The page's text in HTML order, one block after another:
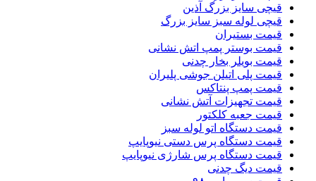
قیچی سایز بزرگ آذین
قیچی لوله سبز سایز بزرگ
قیمت بستیران
قیمت بوستر پمپ اتش نشانی
قیمت بویلر بخار چدنی
قیمت پلی اتیلن جوشی پلیران
قیمت پمپ پنتاکس
قیمت تجهیزات آتش نشانی
قیمت جعبه کلکتور
قیمت دستگاه اتو لوله سبز
قیمت دستگاه پرس دستی نیوپایپ
قیمت دستگاه پرس شارژی نیوپایپ
قیمت دیگ چدنی